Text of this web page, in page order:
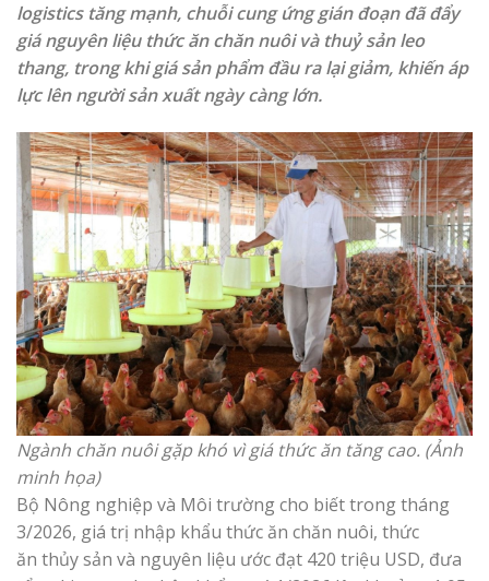
logistics tăng mạnh, chuỗi cung ứng gián đoạn đã đẩy
giá nguyên liệu thức ăn chăn nuôi và thuỷ sản leo
thang, trong khi giá sản phẩm đầu ra lại giảm, khiến áp
lực lên người sản xuất ngày càng lớn.
Ngành chăn nuôi gặp khó vì giá thức ăn tăng cao. (Ảnh
minh họa)
Bộ Nông nghiệp và Môi trường cho biết trong tháng
3/2026, giá trị nhập khẩu thức ăn chăn nuôi, thức
ăn thủy sản và nguyên liệu ước đạt 420 triệu USD, đưa